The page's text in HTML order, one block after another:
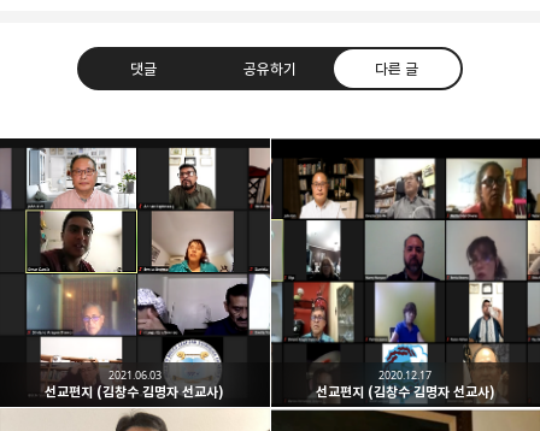
댓글 공유하기 다른 글
남가주온유한교회
세상을 향해 파송받은 선교적 공동체
구독하기
카카오톡 라인
Pocket
선교편지 (김창수 김명자 선교사)
2021.06.03
선교편지 (김창수 김명자 선교사)
2020.12.17